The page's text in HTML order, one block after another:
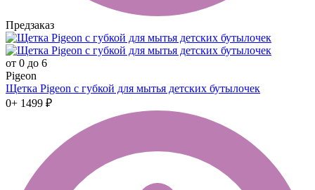
Предзаказ
от 0 до 6
Pigeon
Щетка Pigeon с губкой для мытья детских бутылочек
0+ 1499 ₽